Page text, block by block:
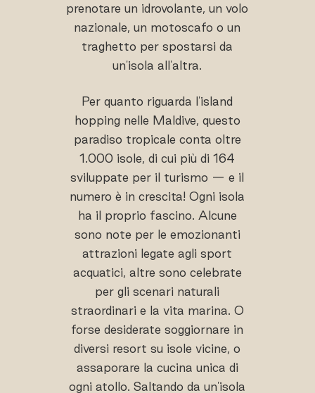
prenotare un idrovolante, un volo
nazionale, un motoscafo o un
traghetto per spostarsi da
un'isola all'altra.
Per quanto riguarda l'island
hopping nelle Maldive, questo
paradiso tropicale conta oltre
1.000 isole, di cui più di 164
sviluppate per il turismo — e il
numero è in crescita! Ogni isola
ha il proprio fascino. Alcune
sono note per le emozionanti
attrazioni legate agli sport
acquatici, altre sono celebrate
per gli scenari naturali
straordinari e la vita marina. O
forse desiderate soggiornare in
diversi resort su isole vicine, o
assaporare la cucina unica di
ogni atollo. Saltando da un'isola